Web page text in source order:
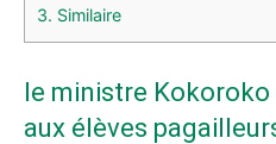
3. Similaire
le ministre
aux élèves